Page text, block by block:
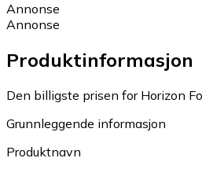
Annonse
Annonse
Produktinformasjon
Den billigste prisen for Horizon
Grunnleggende informasjon
Produktnavn